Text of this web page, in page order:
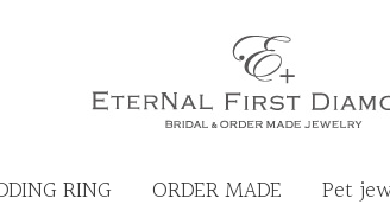
RING ORDER MADE Pet